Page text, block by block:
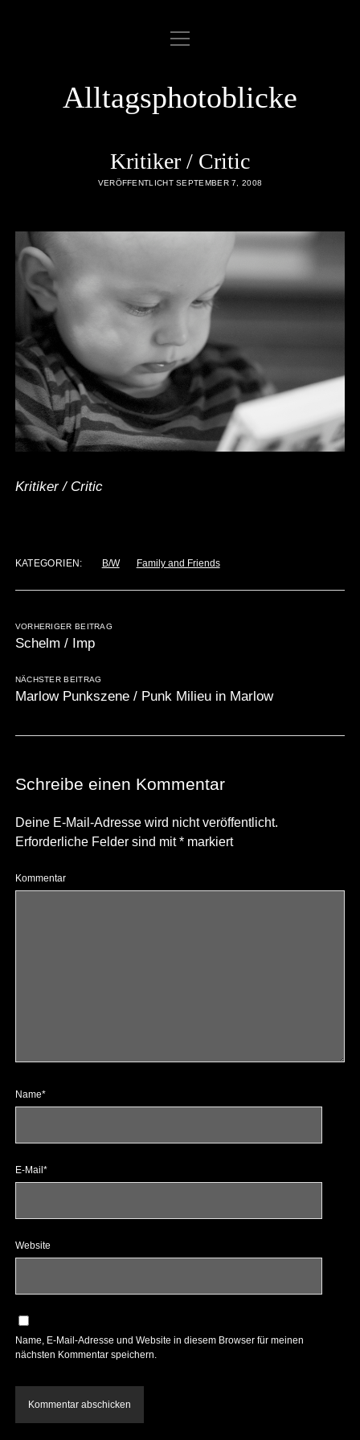
ABOUT
DATENSCHUTZERKLÄRUNG
IMPRESSUM
twitterrss emailflickr
Menü
öffnen
Alltagsphotoblicke
Kritiker / Critic
VERÖFFENTLICHT SEPTEMBER 7, 2008
Kritiker / Critic
KATEGORIEN: B/W Family and Friends
VORHERIGER BEITRAG
Schelm / Imp
NÄCHSTER BEITRAG
Marlow Punkszene / Punk Milieu in Marlow
Schreibe einen Kommentar
Deine E-Mail-Adresse wird nicht veröffentlicht.
Erforderliche Felder sind mit*markiert
Kommentar
Name*
E-Mail*
Website
Name, E-Mail-Adresse und Website in diesem Browser für meinen
nächsten Kommentar speichern.